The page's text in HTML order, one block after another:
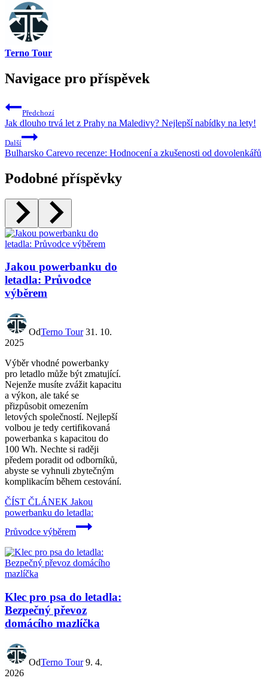
Terno Tour
Navigace pro příspěvek
Předchozí
Jak dlouho trvá let z Prahy na Maledivy? Nejlepší nabídky na lety!
Další
Bulharsko Carevo recenze: Hodnocení a zkušenosti od dovolenkářů
Podobné příspěvky
Jakou powerbanku do
letadla: Průvodce
výběrem
OdTerno Tour 31. 10.
2025
Výběr vhodné powerbanky
pro letadlo může být zmatující.
Nejenže musíte zvážit kapacitu
a výkon, ale také se
přizpůsobit omezením
letových společností. Nejlepší
volbou je tedy certifikovaná
powerbanka s kapacitou do
100 Wh. Nechte si raději
předem poradit od odborníků,
abyste se vyhnuli zbytečným
komplikacím během cestování.
ČÍST ČLÁNEK Jakou
powerbanku do letadla:
Průvodce výběrem
Klec pro psa do letadla:
Bezpečný převoz
domácího mazlíčka
OdTerno Tour 9. 4.
2026